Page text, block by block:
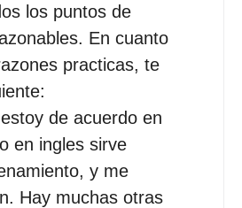
los puntos de
En cuanto
practicas, te
estoy de acuerdo en
en ingles sirve
y me
Hay muchas otras